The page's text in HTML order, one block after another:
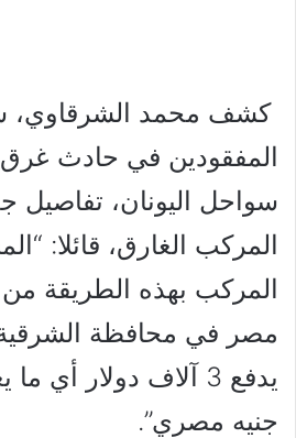
كشف محمد الشرقاوي،
المفقودين في حادث
سواحل اليونان، تفاصيل
المركب الغارق، قائلا:
المركب بهذه الطريقة من
مصر في محافظة
جنيه مصري”.